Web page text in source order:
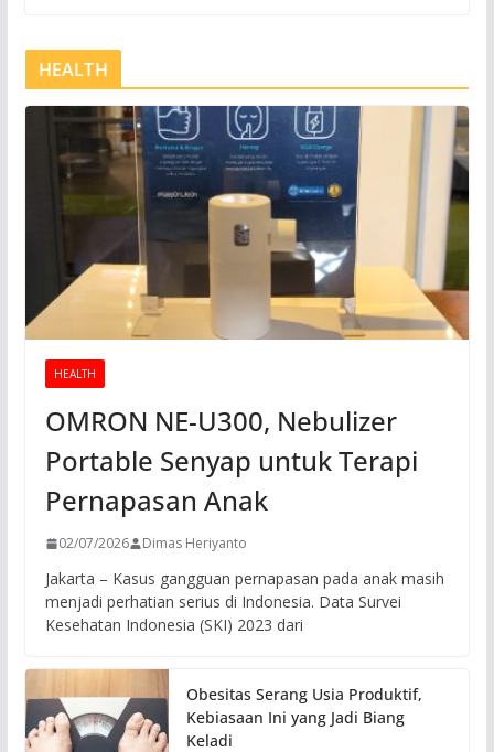
HEALTH
HEALTH
OMRON NE-U300, Nebulizer
Portable Senyap untuk Terapi
Pernapasan Anak
02/07/2026 Dimas Heriyanto
Jakarta – Kasus gangguan pernapasan pada anak masih
menjadi perhatian serius di Indonesia. Data Survei
Kesehatan Indonesia (SKI) 2023 dari
Obesitas Serang Usia Produktif,
Kebiasaan Ini yang Jadi Biang
Keladi